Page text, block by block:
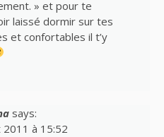
» et pour te
laissé dormir sur tes
et confortables il t’y
says:
2011 à 15:52